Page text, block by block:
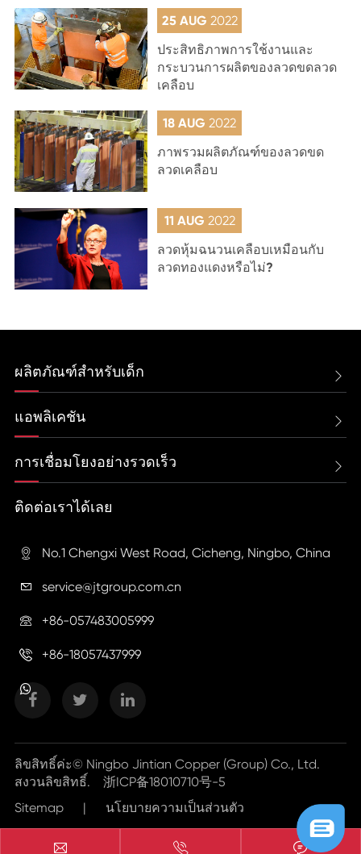
25 AUG 2022
ประสิทธิภาพการใช้งานและ
กระบวนการผลิตของลวดขดลวด
เคลือบ
18 AUG 2022
ภาพรวมผลิตภัณฑ์ของลวดขด
ลวดเคลือบ
11 AUG 2022
ลวดหุ้มฉนวนเคลือบเหมือนกับ
ลวดทองแดงหรือไม่?
ผลิตภัณฑ์สำหรับเด็ก 
แอพลิเคชัน 
การเชื่อมโยงอย่างรวดเร็ว 
ติดต่อเราได้เลย
 No.1 Chengxi West Road, Cicheng, Ningbo, China
 service@jtgroup.com.cn
 +86-057483005999
 +86-18057437999
ลิขสิทธิ์ค่ะ© Ningbo Jintian Copper (Group) Co., Ltd.
สงวนลิขสิทธิ์. 浙ICP备18010710号-5
Sitemap
| นโยบายความเป็นส่วนตัว
  